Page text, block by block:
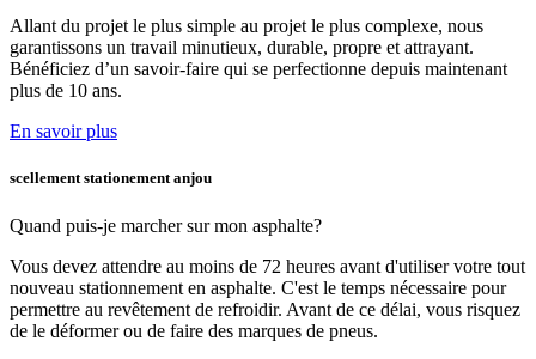
Allant du projet le plus simple au projet le plus complexe, nous
garantissons un travail minutieux, durable, propre et attrayant.
Bénéficiez d’un savoir-faire qui se perfectionne depuis maintenant
plus de 10 ans.
En savoir plus
scellement stationement anjou
Quand puis-je marchersur mon asphalte?
Vous devez attendre au moins de 72 heures avant d'utiliser votre tout
nouveau stationnement en asphalte. C'est le temps nécessaire pour
permettre au revêtement de refroidir. Avant de ce délai, vous risquez
de le déformer ou de faire des marques de pneus.